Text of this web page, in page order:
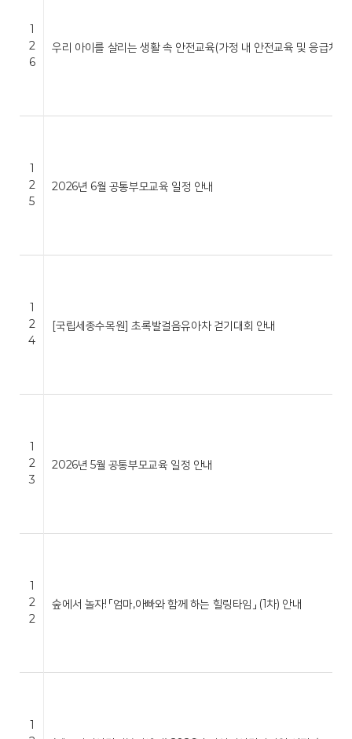
1
2
6
우리 아이를 살리는 생활 속 안전교육(가정 내 안전교육 및 응급처…
1
2
5
2026년 6월 공통부모교육 일정 안내
1
2
4
[국립세종수목원] 초록발걸음유아차 걷기대회 안내
1
2
3
2026년 5월 공통부모교육 일정 안내
1
2
2
숲에서 놀자! 「엄마,아빠와 함께 하는 힐링타임」 (1차) 안내
1